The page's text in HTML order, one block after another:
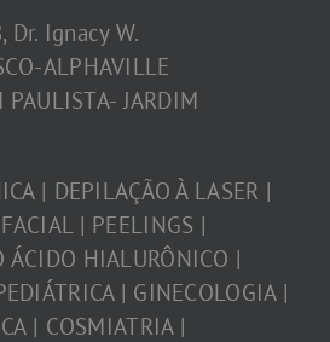
Dr. Ignacy W.
ALPHAVILLE
PAULISTA- JARDIM
| DEPILAÇÃO À LASER |
| PEELINGS |
ÁCIDO HIALURÔNICO |
| GINECOLOGIA |
| COSMIATRIA |